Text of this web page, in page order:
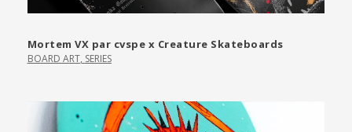
Mortem VX par cvspe x Creature Skateboards
BOARD ART, SERIES